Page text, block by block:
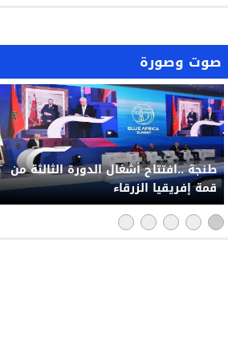
صوت وصورة
طنجة ..افتتاح أشغال الدورة الثالثة من
قمة إفريقيا الزرقاء